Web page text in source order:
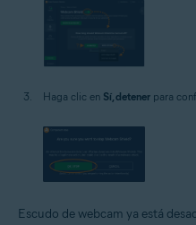
Haga clic en Sí, detener para
Escudo de webcam ya está